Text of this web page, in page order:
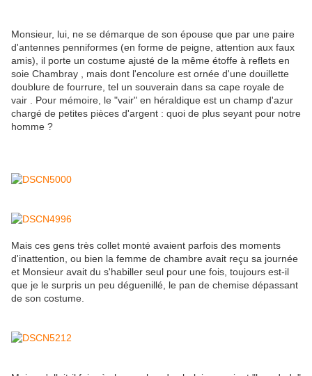
Monsieur, lui, ne se démarque de son épouse que par une paire
d'antennes penniformes (en forme de peigne, attention aux faux
amis), il porte un costume ajusté de la même étoffe à reflets en
soie Chambray , mais dont l'encolure est ornée d'une douillette
doublure de fourrure, tel un souverain dans sa cape royale de
vair . Pour mémoire, le "vair" en héraldique est un champ d'azur
chargé de petites pièces d'argent : quoi de plus seyant pour notre
homme ?
Mais ces gens très collet monté avaient parfois des moments
d'inattention, ou bien la femme de chambre avait reçu sa journée
et Monsieur avait du s'habiller seul pour une fois, toujours est-il
que je le surpris un peu déguenillé, le pan de chemise dépassant
de son costume.